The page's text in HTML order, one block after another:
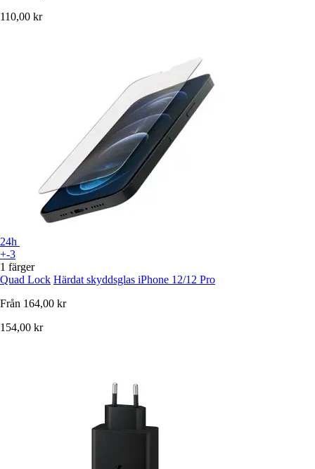
110,00 kr
24h
+-3
1 färger
Quad Lock Härdat skyddsglas iPhone 12/12 Pro
Från 164,00 kr
154,00 kr